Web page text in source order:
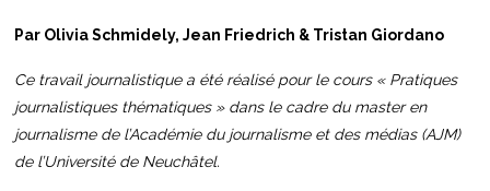
Par Olivia Schmidely, Jean Friedrich & Tristan Giordano
Ce travail journalistique a été réalisé pour le cours « Pratiques
journalistiques thématiques » dans le cadre du master en
journalisme de l’Académie du journalisme et des médias (AJM)
de l’Université de Neuchâtel.